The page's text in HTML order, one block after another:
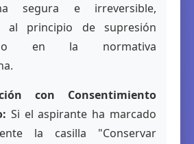
segura e irreversible,
al principio de supresión
en la normativa
con Consentimiento
Si el aspirante ha marcado
la casilla "Conservar